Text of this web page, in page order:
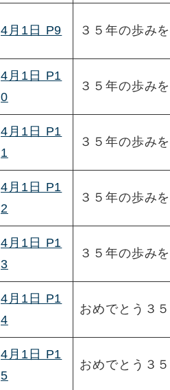
4月1日 P9 ３５年の歩み
4月1日 P1
0
３５年の歩み
4月1日 P1
1
３５年の歩み
4月1日 P1
2
３５年の歩み
4月1日 P1
3
３５年の歩み
4月1日 P1
4
おめでとう３
4月1日 P1
5
おめでとう３